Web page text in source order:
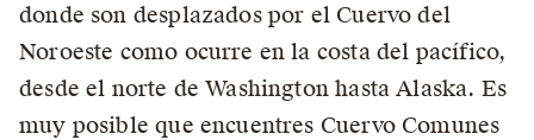
donde son desplazados por el Cuervo del
Noroeste como ocurre en la costa del pacífico,
desde el norte de Washington hasta Alaska. Es
muy posible que encuentres Cuervo Comunes